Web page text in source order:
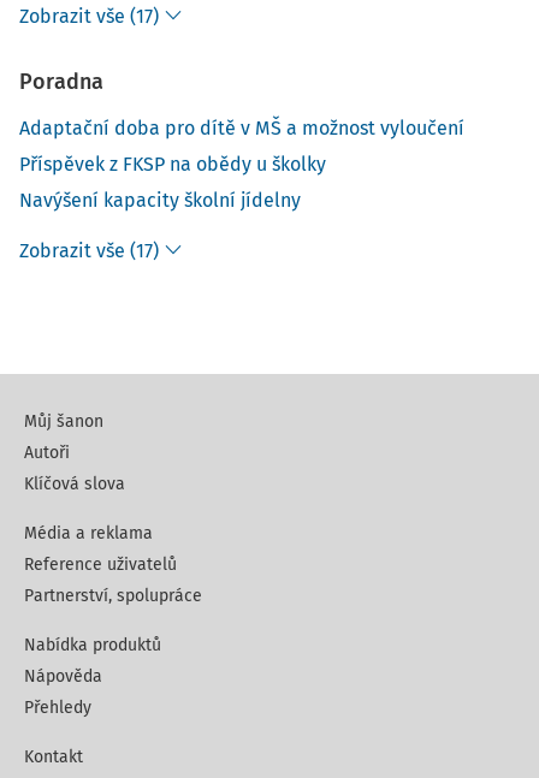
Zobrazit vše (17)
Poradna
Adaptační doba pro dítě v MŠ a možnost vyloučení
Příspěvek z FKSP na obědy u školky
Navýšení kapacity školní jídelny
Zobrazit vše (17)
Můj šanon
Autoři
Klíčová slova
Média a reklama
Reference uživatelů
Partnerství, spolupráce
Nabídka produktů
Nápověda
Přehledy
Kontakt